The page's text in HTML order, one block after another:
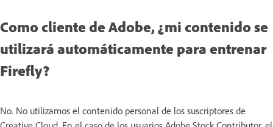
Como cliente de Adobe, ¿mi contenido se
utilizará automáticamente para entrenar
Firefly?
No. No utilizamos el contenido personal de los suscriptores de